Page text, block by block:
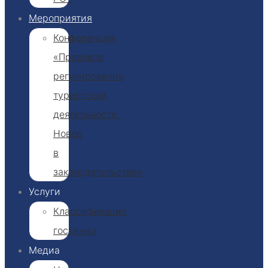
Мероприятия
Конференция
«Правовое
регулирование
туристской
деятельности.
Новое
в
законодательстве»
Услуги
Классификация
гостиниц​
Медиа